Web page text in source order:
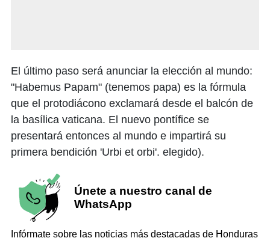
El último paso será anunciar la elección al mundo:
"Habemus Papam" (tenemos papa) es la fórmula
que el protodiácono exclamará desde el balcón de
la basílica vaticana. El nuevo pontífice se
presentará entonces al mundo e impartirá su
primera bendición 'Urbi et orbi'. elegido).
Únete a nuestro canal de
WhatsApp
Infórmate sobre las noticias más destacadas de Honduras